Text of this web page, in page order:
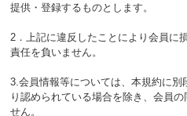
提供・登録するものとします。
2．上記に違反したことにより会員に
責任を負いません。
3.会員情報等については、本規約に別
り認められている場合を除き、会員
せん。